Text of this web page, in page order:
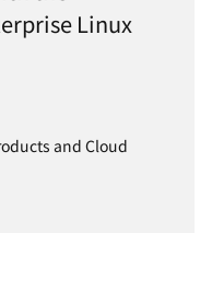
Linux
and Cloud